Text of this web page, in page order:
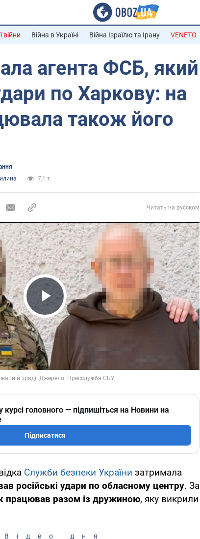
війни Війна в Україні Війна Ізраїлю та Ірану VENETO
агента ФСБ, який
по Харкову: на
також його
7,1 т.
Читать на русском
Play Video
головного — підпишіться на Новини на
Підписатися
Служби безпеки України затримала
російські удари по обласному центру. За
працював разом із дружиною, яку викрили
Відео дня